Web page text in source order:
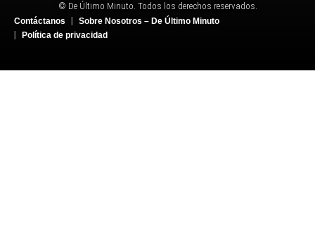
© De Último Minuto. Todos los derechos reservados.
Contáctanos
Sobre Nosotros – De Último Minuto
Política de privacidad